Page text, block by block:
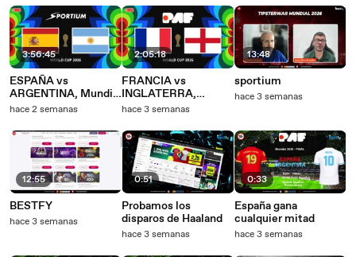
3:56:45
ESPAÑA vs
ARGENTINA, Mundial
2026 (final)
hace 2 semanas
12:55
BESTFY
hace 3 semanas
2:05:18
FRANCIA vs
INGLATERRA,
Mundial 2026 (3º y
hace 3 semanas
0:51
Probamos los
disparos de Haaland
hace 3 semanas
13:48
sportium
hace 3 semanas
0:33
España gana
cualquier mitad
hace 3 semanas